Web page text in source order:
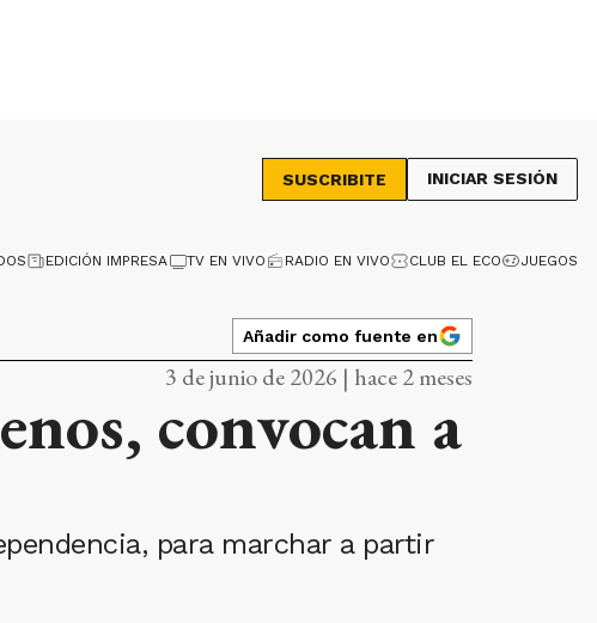
SUSCRIBITE INICIAR SESIÓN
EDICIÓN IMPRESA TV EN VIVO RADIO EN VIVO CLUB EL ECO JUEGOS
Añadir como fuente en
3 de junio de 2026 | hace 2 meses
convocan a
para marchar a partir